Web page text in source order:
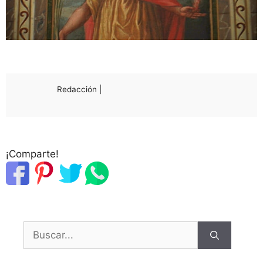
Redacción |
¡Comparte!
Buscar: